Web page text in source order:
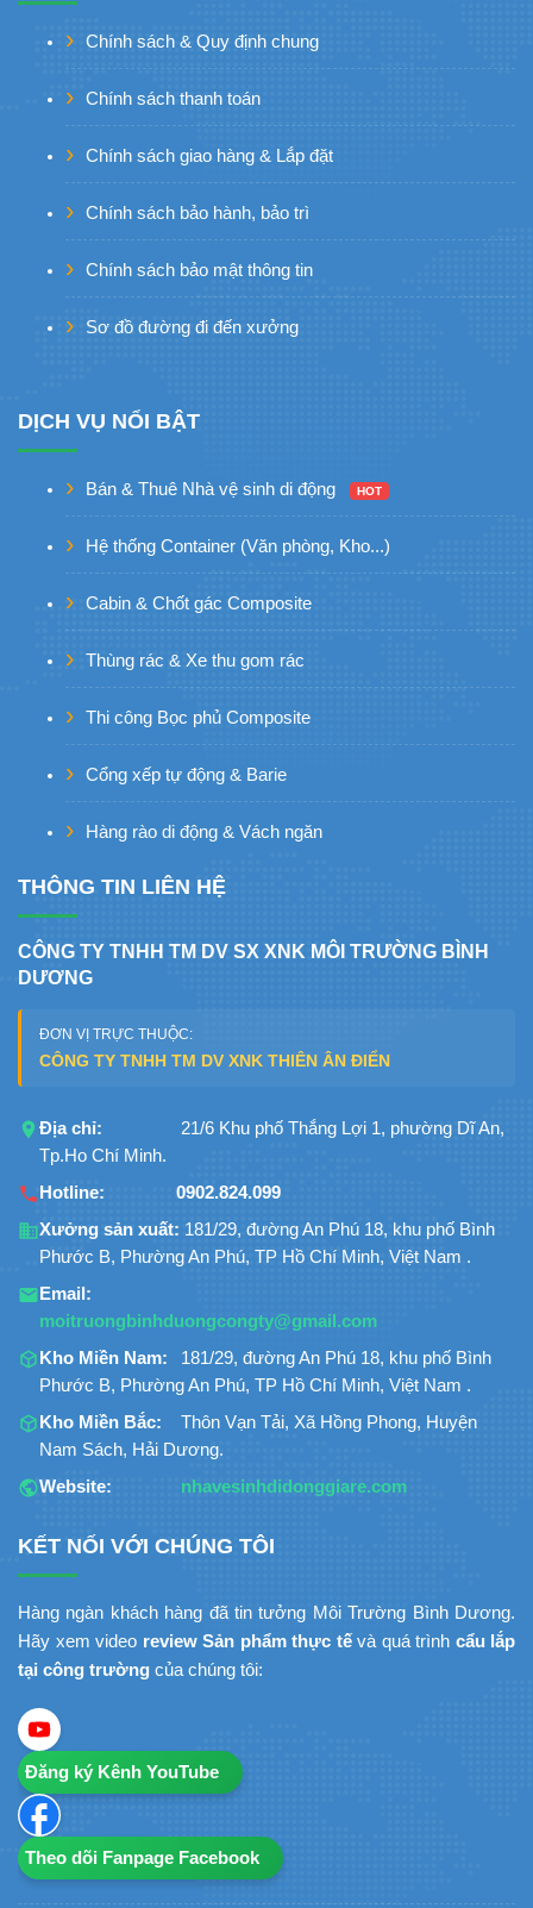
Chính sách & Quy định chung
Chính sách thanh toán
Chính sách giao hàng & Lắp đặt
Chính sách bảo hành, bảo trì
Chính sách bảo mật thông tin
Sơ đồ đường đi đến xưởng
DỊCH VỤ NỔI BẬT
Bán & Thuê Nhà vệ sinh di động HOT
Hệ thống Container (Văn phòng, Kho...)
Cabin & Chốt gác Composite
Thùng rác & Xe thu gom rác
Thi công Bọc phủ Composite
Cổng xếp tự động & Barie
Hàng rào di động & Vách ngăn
THÔNG TIN LIÊN HỆ
CÔNG TY TNHH TM DV SX XNK MÔI TRƯỜNG BÌNH
DƯƠNG
ĐƠN VỊ TRỰC THUỘC:
CÔNG TY TNHH TM DV XNK THIÊN ÂN ĐIỂN
Địa chỉ:
21/6 Khu phố Thắng Lợi 1, phường Dĩ An,
Tp.Ho Chí Minh.
Hotline:
0902.824.099
Xưởng sản xuất: 181/29, đường An Phú 18, khu phố Bình
Phước B, Phường An Phú, TP Hồ Chí Minh, Việt Nam .
Email:
moitruongbinhduongcongty@gmail.com
Kho Miền Nam:
181/29, đường An Phú 18, khu phố Bình
Phước B, Phường An Phú, TP Hồ Chí Minh, Việt Nam .
Kho Miền Bắc:
Thôn Vạn Tải, Xã Hồng Phong, Huyện
Nam Sách, Hải Dương.
Website:
nhavesinhdidonggiare.com
KẾT NỐI VỚI CHÚNG TÔI
Hàng ngàn khách hàng đã tin tưởng Môi Trường Bình Dương.
Hãy xem video review Sản phẩm thực tếvà quá trình cẩu lắp
tại công trường của chúng tôi:
Đăng ký Kênh YouTube
Theo dõi Fanpage Facebook